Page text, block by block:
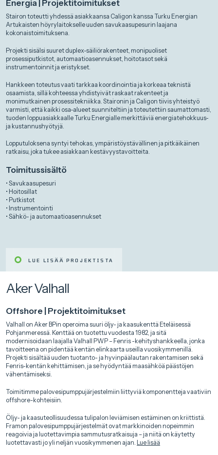
Energia | Projektitoimitukset
Stairon toteutti yhdessä asiakkaansa Caligon kanssa Turku Energian
Artukaisten höyrylaitokselle uuden savukaasupesurin laajana
kokonaistoimituksena.
Projekti sisälsi suuret duplex-säiliörakenteet, monipuoliset
prosessiputkistot, automaatioasennukset, hoitotasot sekä
instrumentoinnit ja eristykset.
Hankkeen toteutus vaati tarkkaa koordinointia ja korkeaa teknistä
osaamista, sillä kohteessa yhdistyivät raskaat rakenteet ja
monimutkainen prosessitekniikka. Staironin ja Caligon tiivis yhteistyö
varmisti, että kaikki osa-alueet suunniteltiin ja toteutettiin saumattomasti,
tuoden loppuasiakkaalle Turku Energialle merkittäviä energiatehokkuus-
ja kustannushyötyjä.
Lopputuloksena syntyi tehokas, ympäristöystävällinen ja pitkäikäinen
ratkaisu, joka tukee asiakkaan kestävyystavoitteita.
Toimitussisältö
• Savukaasupesuri
• Hoitosillat
• Putkistot
• Instrumentointi
• Sähkö- ja automaatioasennukset
LUE LISÄÄ PROJEKTISTA
Aker Valhall
Offshore | Projektitoimitukset
Valhall on Aker BPin operoima suuri öljy- ja kaasukenttä Eteläisessä
Pohjanmeressä. Kenttää on tuotettu vuodesta 1982, ja sitä
modernisoidaan laajalla Valhall PWP – Fenris -kehityshankkeella, jonka
tavoitteena on pidentää kentän elinkaarta useilla vuosikymmenillä.
Projekti sisältää uuden tuotanto- ja hyvinpäälautan rakentamisen sekä
Fenris-kentän kehittämisen, ja se hyödyntää maasähköä päästöjen
vähentämiseksi.
Toimitimme palovesipumppujärjestelmiin liittyviä komponentteja vaativiin
offshore-kohteisiin.
Öljy- ja kaasuteollisuudessa tulipalon leviämisen estäminen on kriittistä.
Framon palovesipumppujärjestelmät ovat markkinoiden nopeimmin
reagoivia ja luotettavimpia sammutusratkaisuja – ja niitä on käytetty
luotettavasti jo yli neljän vuosikymmenen ajan.
Lue lisää